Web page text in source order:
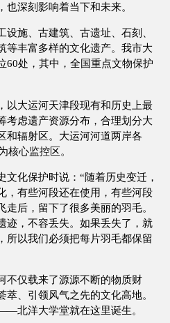
深刻影响着当下和未来。
施、古建筑、古遗址、石刻、
等丰富多样的文化遗产。我市大
60处，其中，全国重点文物保护
以大运河天津段现有和历史上最
考虑遗产资源分布，合理划分大
和辐射区。大运河河道两岸各
核心监控区。
化保护时说：“随着历史变迁，
，有些河段还在使用，有些河段
后，留下了很多美丽的羽毛。
迹，不容丢失。如果丢失了，就
所以我们必须把每片羽毛都保留
不仅载来了源源不断的物质财
、引领风气之先的文化高地。
北洋大学堂就在这里诞生。